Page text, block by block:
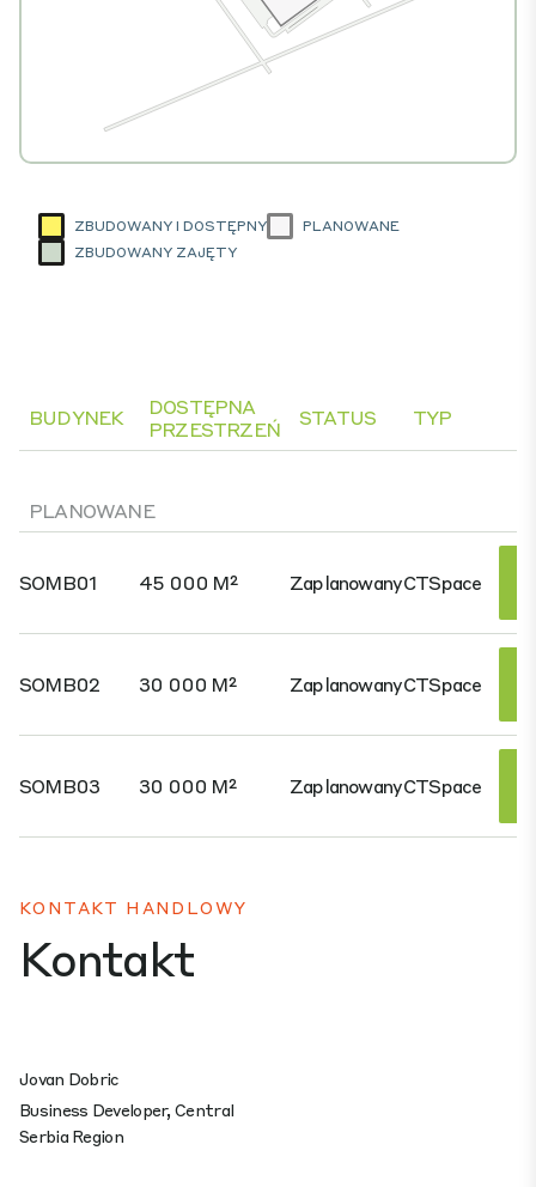
ZBUDOWANY I DOSTĘPNY
PLANOWANE
ZBUDOWANY ZAJĘTY
BUDYNEK
DOSTĘPNA
PRZESTRZEŃ
STATUS TYP
PLANOWANE
SOMB01 45 000 M² ZaplanowanyCTSpace
SOMB02 30 000 M² ZaplanowanyCTSpace
SOMB03 30 000 M² ZaplanowanyCTSpace
KONTAKT HANDLOWY
Kontakt
Jovan Dobric
Business Developer, Central
Serbia Region